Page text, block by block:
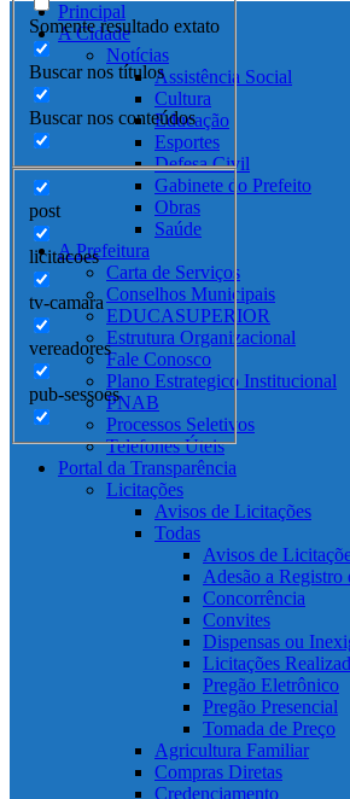
Somente resultado extato
Buscar nos títulos
Buscar nos conteúdos
post
licitacoes
tv-camara
vereadores
pub-sessoes
Principal
A Cidade
Notícias
Assistência Social
Cultura
Educação
Esportes
Defesa Civil
Gabinete do Prefeito
Obras
Saúde
A Prefeitura
Carta de Serviços
Conselhos Municipais
EDUCASUPERIOR
Estrutura Organizacional
Fale Conosco
Plano Estrategico Institucional
PNAB
Processos Seletivos
Telefones Úteis
Portal da Transparência
Licitações
Avisos de Licitações
Todas
Avisos de
Adesão a Registro
Concorrência
Convites
Dispensas ou
Licitações
Pregão Eletrônico
Pregão Presencial
Tomada de Preço
Agricultura Familiar
Compras Diretas
Credenciamento